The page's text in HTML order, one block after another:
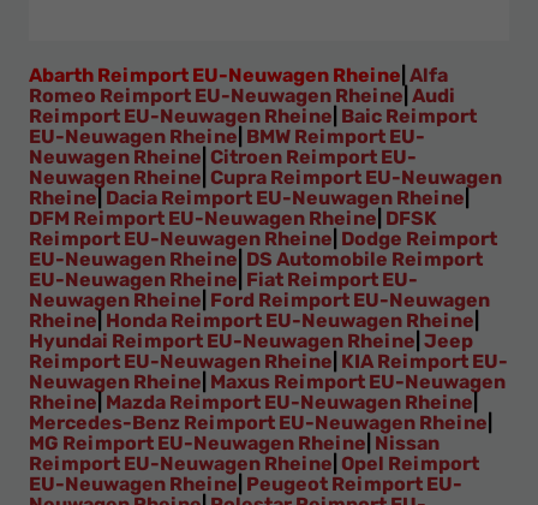
Abarth Reimport EU-Neuwagen Rheine Alfa
Romeo Reimport EU-Neuwagen Rheine Audi
Reimport EU-Neuwagen Rheine Baic Reimport
EU-Neuwagen Rheine BMW Reimport EU-
Neuwagen Rheine Citroen Reimport EU-
Neuwagen Rheine Cupra Reimport EU-Neuwagen
Rheine Dacia Reimport EU-Neuwagen Rheine
DFM Reimport EU-Neuwagen Rheine DFSK
Reimport EU-Neuwagen Rheine Dodge Reimport
EU-Neuwagen Rheine DS Automobile Reimport
EU-Neuwagen Rheine Fiat Reimport EU-
Neuwagen Rheine Ford Reimport EU-Neuwagen
Rheine Honda Reimport EU-Neuwagen Rheine
Hyundai Reimport EU-Neuwagen Rheine Jeep
Reimport EU-Neuwagen Rheine KIA Reimport EU-
Neuwagen Rheine Maxus Reimport EU-Neuwagen
Rheine Mazda Reimport EU-Neuwagen Rheine
Mercedes-Benz Reimport EU-Neuwagen Rheine
MG Reimport EU-Neuwagen Rheine Nissan
Reimport EU-Neuwagen Rheine Opel Reimport
EU-Neuwagen Rheine Peugeot Reimport EU-